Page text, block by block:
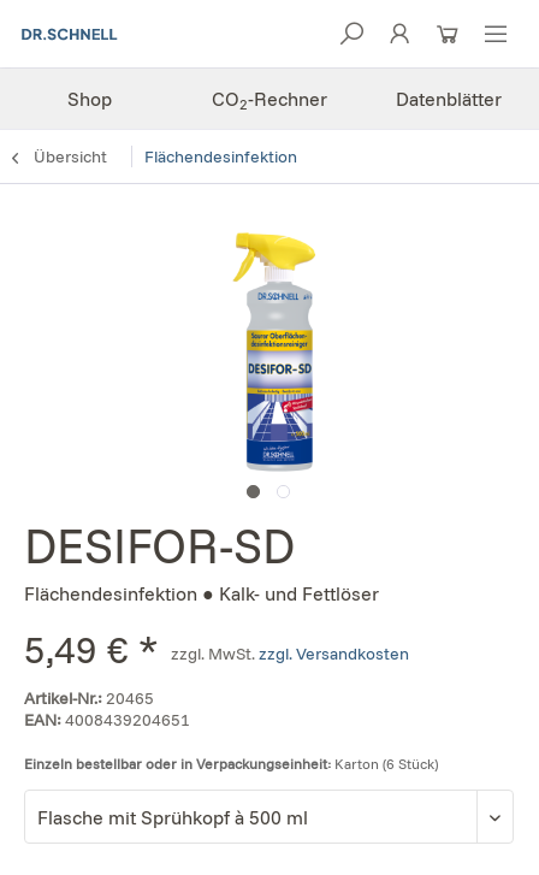
Shop CO2-Rechner Datenblätter
Übersicht Flächendesinfektion
DESIFOR-SD
Flächendesinfektion ● Kalk- und Fettlöser
5,49 € * zzgl. MwSt.zzgl. Versandkosten
Artikel-Nr.:20465
EAN:4008439204651
Einzeln bestellbar oder in Verpackungseinheit: Karton (6 Stück)